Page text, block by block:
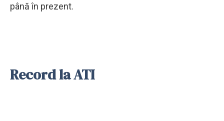
până în prezent.
Record la ATI